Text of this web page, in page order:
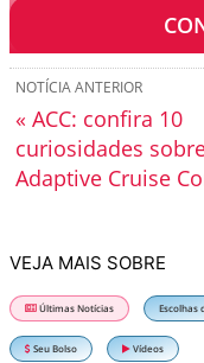
diante, será difícil
NOTÍCIA ANTERIOR
« ACC: confira 10
curiosidades
Adaptive Cruise
VEJA MAIS SOBRE
Últimas Notícias Escolhas
Seu Bolso Vídeos